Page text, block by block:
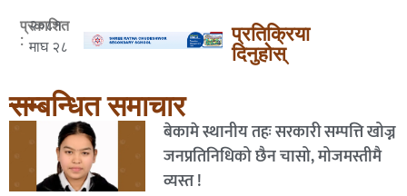
प्रकाशित
:
२०८१
माघ २८
प्रतिक्रिया
दिनुहोस्
सम्बन्धित समाचार
बेकामे स्थानीय तहः सरकारी सम्पत्ति खोज्न
जनप्रतिनिधिको छैन चासो, मोजमस्तीमै
व्यस्त !